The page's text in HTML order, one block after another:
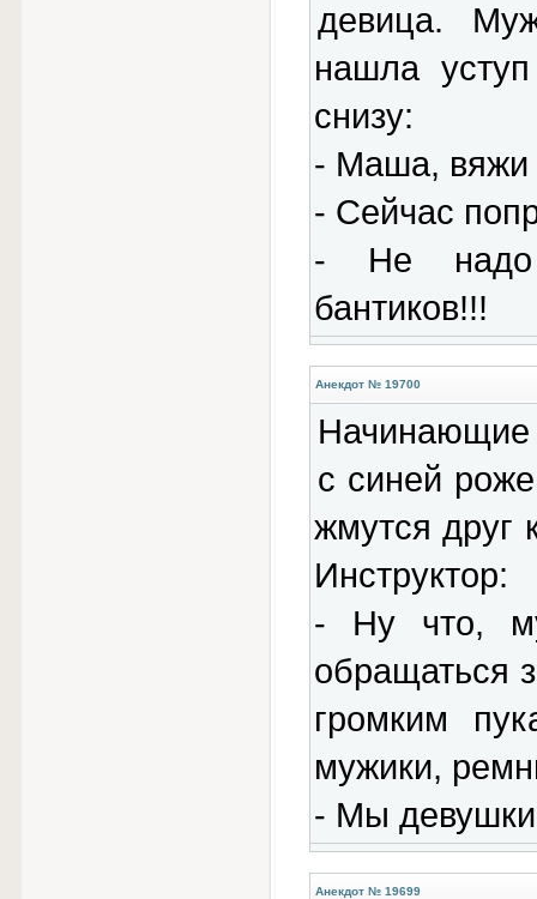
девица.
нашла
снизу:
- Маша, вяжи
- Сейчас
- Не надо
бантиков!!!
Анекдот № 19700
Начинающие
с синей
жмутся друг
Инструктор:
- Ну что,
обращаться
громким
мужики,
- Мы
Анекдот № 19699